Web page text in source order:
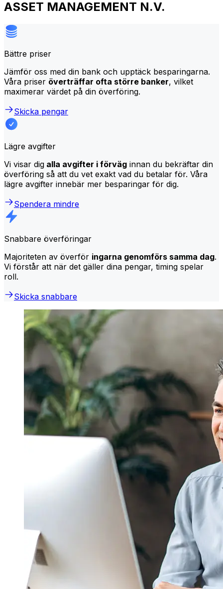
ASSET MANAGEMENT N.V.
Bättre priser
Jämför oss med din bank och upptäck besparingarna.
Våra priser överträffar ofta större banker, vilket
maximerar värdet på din överföring.
Skicka pengar
Lägre avgifter
Vi visar dig alla avgifter i förväg innan du bekräftar din
överföring så att du vet exakt vad du betalar för. Våra
lägre avgifter innebär mer besparingar för dig.
Spendera mindre
Snabbare överföringar
Majoriteten av överför ingarna genomförs samma dag.
Vi förstår att när det gäller dina pengar, timing spelar
roll.
Skicka snabbare